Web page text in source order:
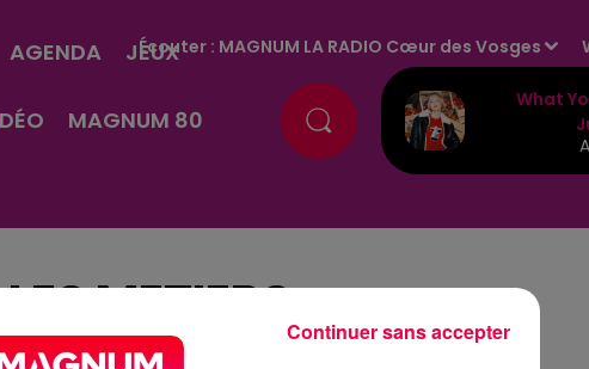
AGENDA JEUX
MAGNUM 80
Écouter : MAGNUM LA RADIO Cœur des Vosges
What
METIERSContinuer sans accepter